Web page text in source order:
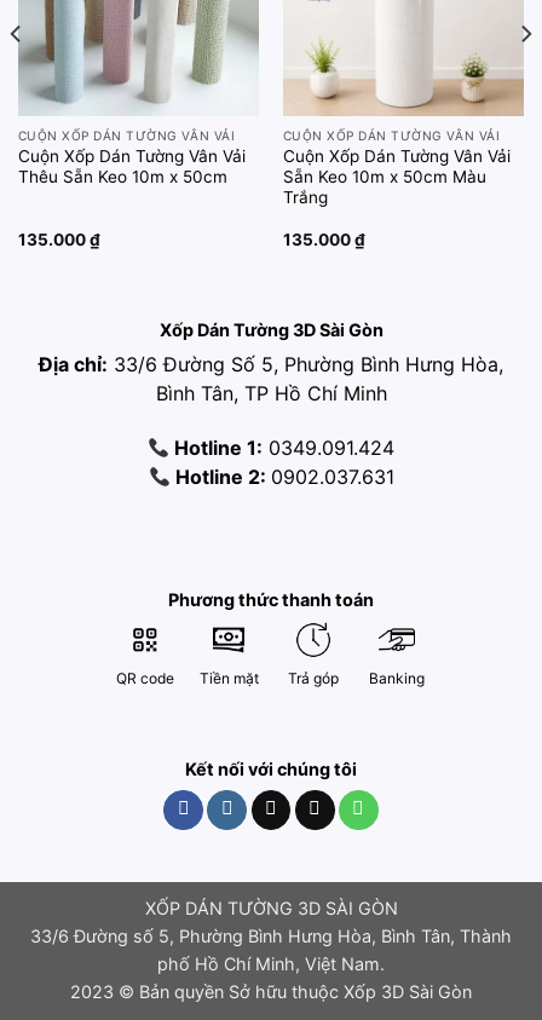
CUỘN XỐP DÁN TƯỜNG VÂN VẢI
Cuộn Xốp Dán Tường Vân Vải
Thêu Sẵn Keo 10m x 50cm
135.000₫
CUỘN XỐP DÁN TƯỜNG VÂN VẢI
Cuộn Xốp Dán Tường Vân Vải
Sẵn Keo 10m x 50cm Màu
Trắng
135.000₫
Xốp Dán Tường 3D Sài Gòn
Địa chỉ: 33/6 Đường Số 5, Phường Bình Hưng Hòa,
Bình Tân, TP Hồ Chí Minh
Hotline 1: 0349.091.424
Hotline 2: 0902.037.631
Phương thức thanh toán
QR code Tiền mặt Trả góp Banking
Kết nối với chúng tôi
XỐP DÁN TƯỜNG 3D SÀI GÒN
33/6 Đường số 5, Phường Bình Hưng Hòa, Bình Tân, Thành
phố Hồ Chí Minh, Việt Nam.
2023 © Bản quyền Sở hữu thuộc Xốp 3D Sài Gòn